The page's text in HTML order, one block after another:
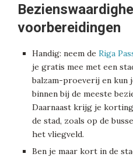
voorbereidingen
Handig: neem de Riga
je gratis mee met een
balzam-proeverij en
binnen bij de meeste
Daarnaast krijg je
de stad, zoals op de
het vliegveld.
Ben je maar kort in de